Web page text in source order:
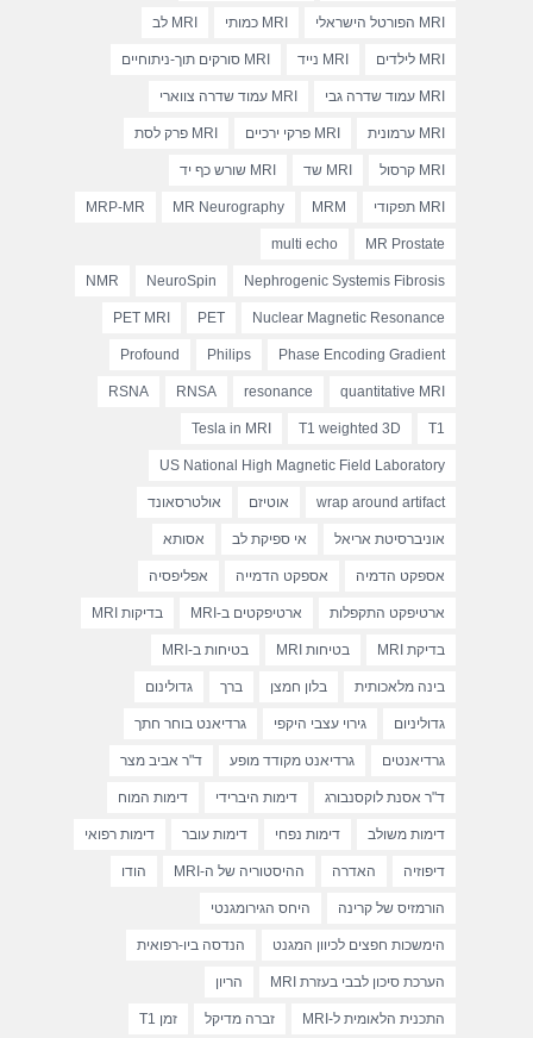
MRI הפורטל הישראלי MRI כמותי MRI לב
MRI לילדים MRI נייד MRI סורקים תוך-ניתוחיים
MRI עמוד שדרה גבי MRI עמוד שדרה צווארי
MRI ערמונית MRI פרקי ירכיים MRI פרק לסת
MRI קרסול MRI שד MRI שורש כף יד
MRI תפקודי MRM
MR Neurography
MRP-MR
MR Prostate
multi echo
Nephrogenic Systemis Fibrosis
NeuroSpin
NMR
Nuclear Magnetic Resonance
PET
PET MRI
Phase Encoding Gradient
Philips
Profound
quantitative MRI
resonance
RNSA
RSNA
T1
T1 weighted 3D
Tesla in MRI
US National High Magnetic Field Laboratory
wrap around artifact אוטיזם אולטרסאונד
אוניברסיטת אריאל אי ספיקת לב אסותא
אספקט הדמיה אספקט הדמייה אפליפסיה
ארטיפקט התקפלות ארטיפקטים ב-MRI בדיקות MRI
בדיקת MRI בטיחות MRI בטיחות ב-MRI
בינה מלאכותית בלון חמצן ברך גדולינום
גדוליניום גירוי עצבי היקפי גרדיאנט בוחר חתך
גרדיאנטים גרדיאנט מקודד מופע ד"ר אביב מצר
ד"ר אסנת לוקסנבורג דימות היברידי דימות המוח
דימות משולב דימות נפחי דימות עובר דימות רפואי
דיפוזיה האדרה ההיסטוריה של ה-MRI הודו
הורמזיס של קרינה היחס הגירומגנטי
הימשכות חפצים לכיוון המגנט הנדסה ביו-רפואית
הערכת סיכון לבבי בעזרת MRI הריון
התכנית הלאומית ל-MRI זברה מדיקל זמן T1